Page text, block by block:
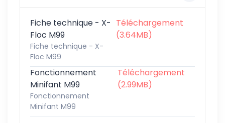
Fiche technique - X-
Floc M99
Fiche technique - X-
Floc M99
Téléchargement
(3.64MB)
Fonctionnement
Minifant M99
Fonctionnement
Minifant M99
Téléchargement
(2.99MB)